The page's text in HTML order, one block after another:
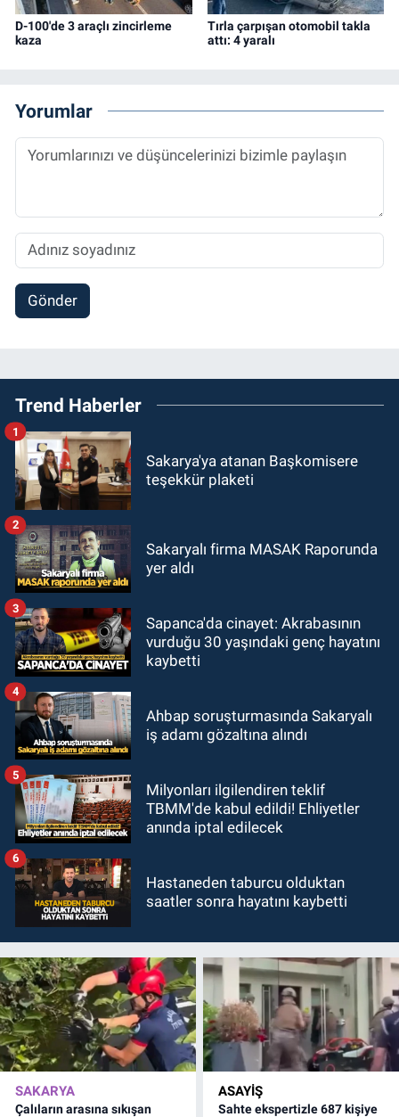
D-100'de 3 araçlı zincirleme
kaza
Tırla çarpışan otomobil takla
attı: 4 yaralı
Yorumlar
Gönder
Trend Haberler
Sakarya'ya atanan Başkomisere
teşekkür plaketi
1
Sakaryalı firma MASAK Raporunda
yer aldı
2
Sapanca'da cinayet: Akrabasının
vurduğu 30 yaşındaki genç hayatını
kaybetti
3
Ahbap soruşturmasında Sakaryalı
iş adamı gözaltına alındı
4
Milyonları ilgilendiren teklif
TBMM'de kabul edildi! Ehliyetler
anında iptal edilecek
5
Hastaneden taburcu olduktan
saatler sonra hayatını kaybetti
6
SAKARYA
Çalıların arasına sıkışan
ASAYİŞ
Sahte ekspertizle 687 kişiye